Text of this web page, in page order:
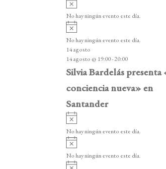
o
v
i
o
No hay ningún evento este día.
v
i
s
o
No hay ningún evento este día.
14 agosto
14 agosto @ 19:00-20:00
Silvia Bardelás presenta
conciencia nueva» en
Santander
A
v
i
o
No hay ningún evento este día.
A
v
i
No hay ningún evento este día.